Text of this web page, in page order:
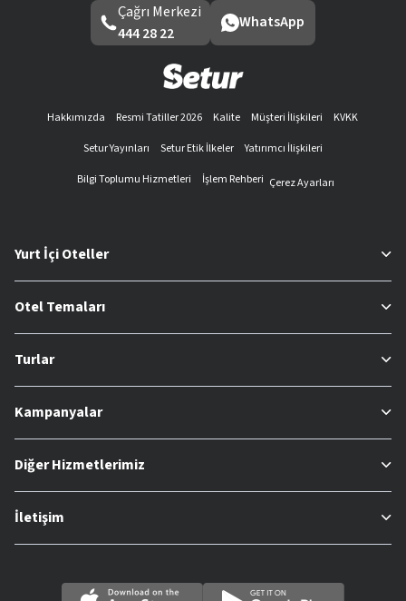
Çağrı Merkezi
444 28 22
WhatsApp
Hakkımızda Resmi Tatiller 2026 Kalite Müşteri İlişkileri
KVKK
Setur Yayınları
Setur Etik İlkeler
Yatırımcı İlişkileri
Bilgi Toplumu Hizmetleri
İşlem Rehberi Çerez Ayarları
Yurt İçi Oteller
Otel Temaları
Turlar
Kampanyalar
Diğer Hizmetlerimiz
İletişim